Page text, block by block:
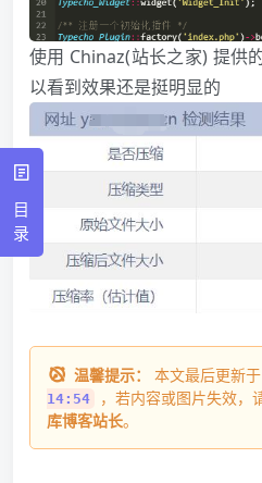
使用 Chinaz(站长之家) 提供
以看到效果还是挺明显的
温馨提示： 本文最后更新于
14:54
，若内容或图片失效，
库博客站长。
目
录